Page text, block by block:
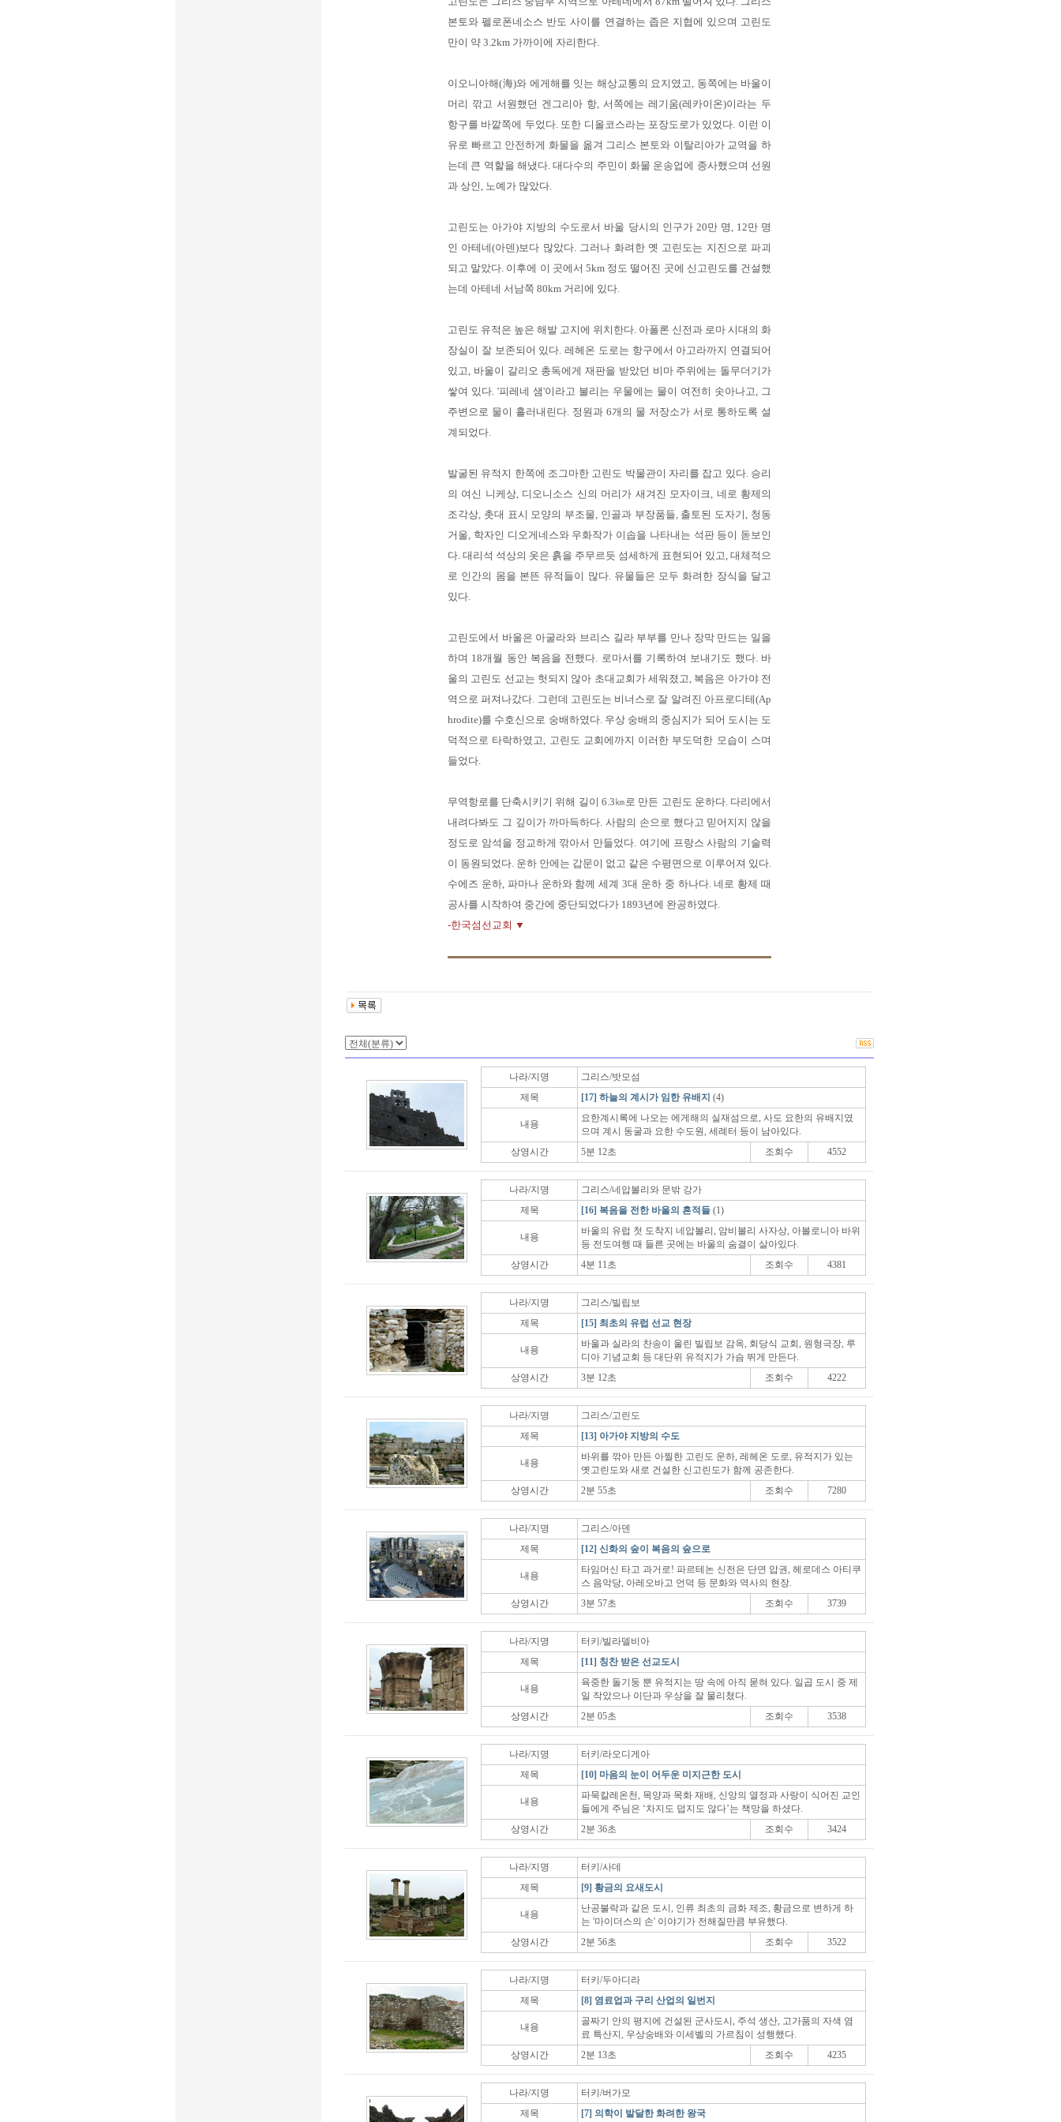
본토와 펠로폰네소스 반도 사이를 연결하는 좁은 지협에 있으며 고린도
만이 약 3.2km 가까이에 자리한다.
이오니아해(海)와 에게해를 잇는 해상교통의 요지였고, 동쪽에는 바울이
머리 깎고 서원했던 겐그리아 항, 서쪽에는 레기움(레카이온)이라는 두
항구를 바깥쪽에 두었다. 또한 디올코스라는 포장도로가 있었다. 이런 이
유로 빠르고 안전하게 화물을 옮겨 그리스 본토와 이탈리아가 교역을 하
는데 큰 역할을 해냈다. 대다수의 주민이 화물 운송업에 종사했으며 선원
과 상인, 노예가 많았다.
고린도는 아가야 지방의 수도로서 바울 당시의 인구가 20만 명, 12만 명
인 아테네(아덴)보다 많았다. 그러나 화려한 옛 고린도는 지진으로 파괴
되고 말았다. 이후에 이 곳에서 5km 정도 떨어진 곳에 신고린도를 건설했
는데 아테네 서남쪽 80km 거리에 있다.
고린도 유적은 높은 해발 고지에 위치한다. 아폴론 신전과 로마 시대의 화
장실이 잘 보존되어 있다. 레헤온 도로는 항구에서 아고라까지 연결되어
있고, 바울이 갈리오 총독에게 재판을 받았던 비마 주위에는 돌무더기가
쌓여 있다. '피레네 샘'이라고 불리는 우물에는 물이 여전히 솟아나고, 그
주변으로 물이 흘러내린다. 정원과 6개의 물 저장소가 서로 통하도록 설
계되었다.
발굴된 유적지 한쪽에 조그마한 고린도 박물관이 자리를 잡고 있다. 승리
의 여신 니케상, 디오니소스 신의 머리가 새겨진 모자이크, 네로 황제의
조각상, 촛대 표시 모양의 부조물, 인골과 부장품들, 출토된 도자기, 청동
거울, 학자인 디오게네스와 우화작가 이솝을 나타내는 석판 등이 돋보인
다. 대리석 석상의 옷은 흙을 주무르듯 섬세하게 표현되어 있고, 대체적으
로 인간의 몸을 본뜬 유적들이 많다. 유물들은 모두 화려한 장식을 달고
있다.
고린도에서 바울은 아굴라와 브리스 길라 부부를 만나 장막 만드는 일을
하며 18개월 동안 복음을 전했다. 로마서를 기록하여 보내기도 했다. 바
울의 고린도 선교는 헛되지 않아 초대교회가 세워졌고, 복음은 아가야 전
역으로 퍼져나갔다. 그런데 고린도는 비너스로 잘 알려진 아프로디테(Ap
hrodite)를 수호신으로 숭배하였다. 우상 숭배의 중심지가 되어 도시는 도
덕적으로 타락하였고, 고린도 교회에까지 이러한 부도덕한 모습이 스며
들었다.
무역항로를 단축시키기 위해 길이 6.3㎞로 만든 고린도 운하다. 다리에서
내려다봐도 그 깊이가 까마득하다. 사람의 손으로 했다고 믿어지지 않을
정도로 암석을 정교하게 깎아서 만들었다. 여기에 프랑스 사람의 기술력
이 동원되었다. 운하 안에는 갑문이 없고 같은 수평면으로 이루어져 있다.
수에즈 운하, 파마나 운하와 함께 세계 3대 운하 중 하나다. 네로 황제 때
공사를 시작하여 중간에 중단되었다가 1893년에 완공하였다.
-한국섬선교회 ▼
나라/지명
그리스/밧모섬
제목
[17] 하늘의 계시가 임한 유배지 (4)
내용
요한계시록에 나오는 에게해의 실재섬으로, 사도 요한의 유배지였
으며 계시 동굴과 요한 수도원, 세례터 등이 남아있다.
상영시간
5분 12초 조회수 4552
나라/지명
그리스/네압볼리와 문밖 강가
제목
[16] 복음을 전한 바울의 흔적들 (1)
내용
바울의 유럽 첫 도착지 네압볼리, 암비볼리 사자상, 아볼로니아 바위
등 전도여행 때 들른 곳에는 바울의 숨결이 살아있다.
상영시간
4분 11초 조회수 4381
나라/지명
그리스/빌립보
제목
[15] 최초의 유럽 선교 현장
내용
바울과 실라의 찬송이 울린 빌립보 감옥, 회당식 교회, 원형극장, 루
디아 기념교회 등 대단위 유적지가 가슴 뛰게 만든다.
상영시간
3분 12초 조회수 4222
나라/지명
그리스/고린도
제목
[13] 아가야 지방의 수도
내용
바위를 깎아 만든 아찔한 고린도 운하, 레헤온 도로, 유적지가 있는
옛고린도와 새로 건설한 신고린도가 함께 공존한다.
상영시간
2분 55초 조회수 7280
나라/지명
그리스/아덴
제목
[12] 신화의 숲이 복음의 숲으로
내용
타임머신 타고 과거로! 파르테논 신전은 단연 압권, 헤로데스 아티쿠
스 음악당, 아레오바고 언덕 등 문화와 역사의 현장.
상영시간
3분 57초 조회수 3739
나라/지명
터키/빌라델비아
제목
[11] 칭찬 받은 선교도시
내용
육중한 돌기둥 뿐 유적지는 땅 속에 아직 묻혀 있다. 일곱 도시 중 제
일 작았으나 이단과 우상을 잘 물리쳤다.
상영시간
2분 05초 조회수 3538
나라/지명
터키/라오디게아
제목
[10] 마음의 눈이 어두운 미지근한 도시
내용
파묵칼레온천, 목양과 목화 재배, 신앙의 열정과 사랑이 식어진 교인
들에게 주님은 ‘차지도 덥지도 않다’는 책망을 하셨다.
상영시간
2분 36초 조회수 3424
나라/지명
터키/사데
제목
[9] 황금의 요새도시
내용
난공불락과 같은 도시, 인류 최초의 금화 제조, 황금으로 변하게 하
는 '마이더스의 손' 이야기가 전해질만큼 부유했다.
상영시간
2분 56초 조회수 3522
나라/지명
터키/두아디라
제목
[8] 염료업과 구리 산업의 일번지
내용
골짜기 안의 평지에 건설된 군사도시, 주석 생산, 고가품의 자색 염
료 특산지, 우상숭배와 이세벨의 가르침이 성행했다.
상영시간
2분 13초 조회수 4235
나라/지명
터키/버가모
제목
[7] 의학이 발달한 화려한 왕국